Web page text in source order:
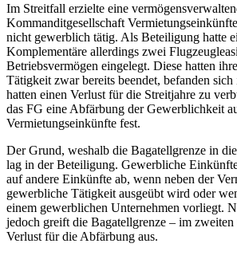
Im Streitfall erzielte eine
Kommanditgesellschaft
nicht gewerblich tätig. Als Beteiligung hatte
Komplementäre allerdings zwei
Betriebsvermögen eingelegt. Diese hatten
Tätigkeit zwar bereits beendet, befanden
hatten einen Verlust für die Streitjahre zu
das FG eine Abfärbung der Gewerblichkeit
Vermietungseinkünfte fest.
Der Grund, weshalb die Bagatellgrenze in
lag in der Beteiligung. Gewerbliche
auf andere Einkünfte ab, wenn neben der
gewerbliche Tätigkeit ausgeübt wird oder
einem gewerblichen Unternehmen vorliegt.
jedoch greift die Bagatellgrenze – im
Verlust für die Abfärbung aus.